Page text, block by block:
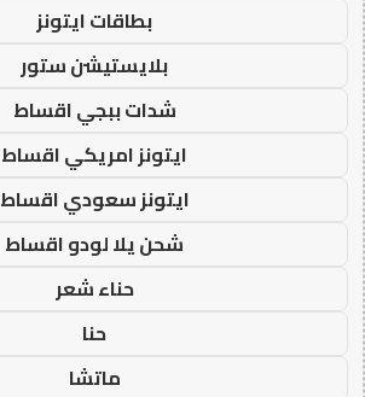
بطاقات ايتونز
بلايستيشن ستور
شدات ببجي اقساط
ايتونز امريكي اقساط
ايتونز سعودي اقساط
شحن يلا لودو اقساط
حناء شعر
حنا
ماتشا